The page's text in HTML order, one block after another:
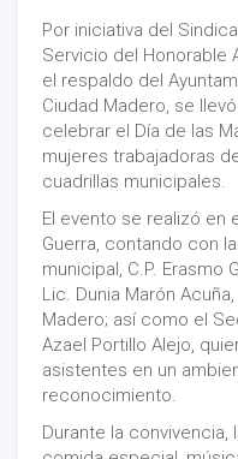
Por iniciativa del
Servicio del Honorable
el respaldo del
Ciudad Madero, se
celebrar el Día de las
mujeres trabajadoras
cuadrillas municipales.
El evento se realizó en
Guerra, contando con
municipal, C.P. Erasmo
Lic. Dunia Marón
Madero; así como el
Azael Portillo Alejo,
asistentes en un
reconocimiento.
Durante la